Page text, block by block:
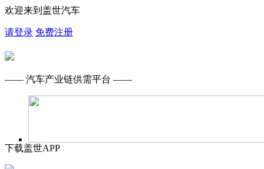
欢迎来到盖世汽车
请登录 免费注册
—— 汽车产业链供需平台 ——
下载盖世APP